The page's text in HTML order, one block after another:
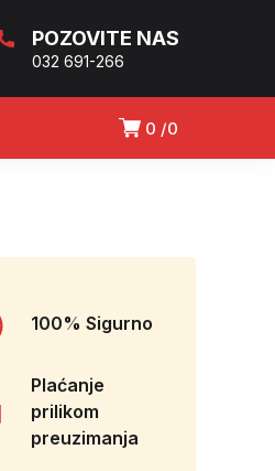
POZOVITE NAS
032 691-266
0 0
100% Sigurno
Plaćanje
prilikom
preuzimanja